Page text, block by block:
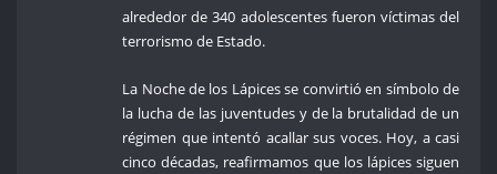
alrededor de 340 adolescentes fueron víctimas del
terrorismo de Estado.
La Noche de los Lápices se convirtió en símbolo de
la lucha de las juventudes y de la brutalidad de un
régimen que intentó acallar sus voces. Hoy, a casi
cinco décadas, reafirmamos que los lápices siguen